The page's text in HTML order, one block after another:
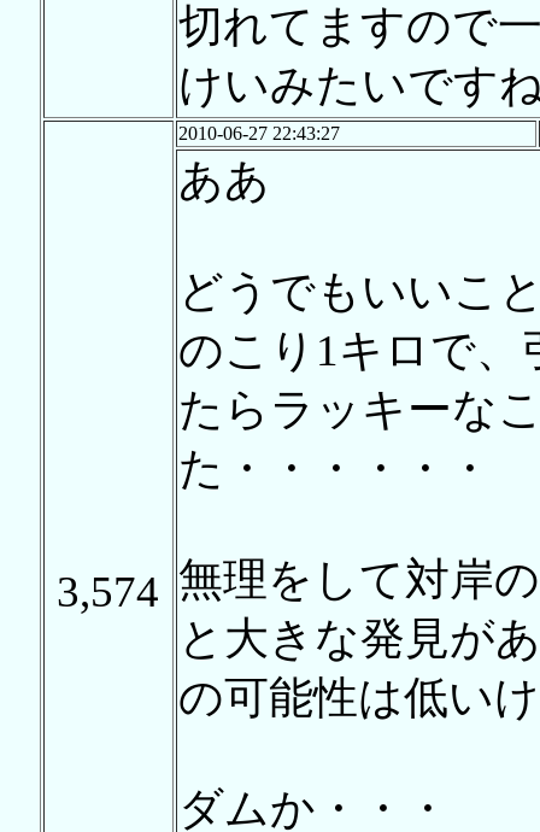
切れてますので
けいみたいです
3,574
2010-06-27 22:43:27
ああ
どうでもいいこ
のこり1キロで、
たらラッキーな
た・・・・・・
無理をして対岸
と大きな発見が
の可能性は低い
ダムか・・・